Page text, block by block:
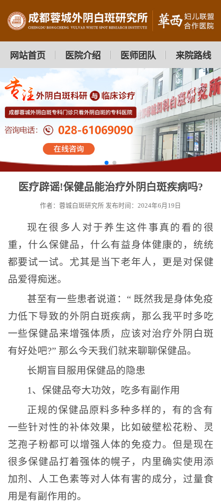
网站首页 医院介绍 医师团队 来院路线
医疗辟谣!保健品能治疗外阴白斑疾病吗?
作者：蓉城白斑研究所 发布时间：2024年6月19日
现在很多人对于养生这件事真的看的很
重，什么保健品，什么有益身体健康的，统统
都要试一试。尤其是当下老年人，更是对保健
品爱得痴迷。
甚至有一些患者说道：“ 既然我是身体免疫
力低下导致的外阴白斑疾病，那么我平时多吃
一些保健品来增强体质，应该对治疗外阴白斑
有好处吧?” 那么今天我们就来聊聊保健品。
长期盲目服用保健品的隐患
1、保健品夸大功效，吃多有副作用
正规的保健品原料多种多样的，有的含有
一些针对性的补体效果，比如破壁松花粉、灵
芝孢子粉都可以增强人体的免疫力。但是现在
很多保健品打着强体的幌子，内里确实使用添
加剂、人工色素等对人体有害的成分，过量食
用是有副作用的。